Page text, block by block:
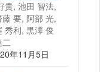
貴, 池田 智法,
要, 阿部 光,
秀利, 黒澤 俊
二
年11月5日